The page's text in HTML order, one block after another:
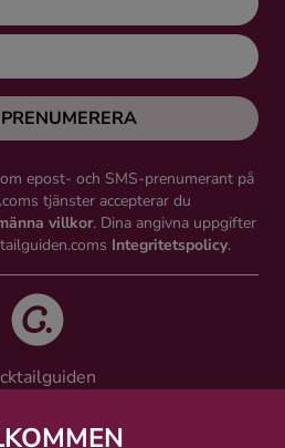
epost- och SMS-prenumerant på
tjänster accepterar du
villkor. Dina angivna uppgifter
Integritetspolicy.
21, 111 64 Stockholm